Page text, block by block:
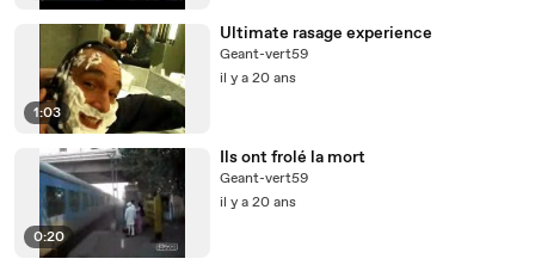
1:03
Ultimate rasage experience
Geant-vert59
il y a 20 ans
0:20
Ils ont frolé la mort
Geant-vert59
il y a 20 ans